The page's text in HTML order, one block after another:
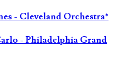
- Cleveland Orchestra*
- Philadelphia Grand